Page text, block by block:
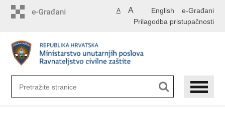
English e-Građani
A A
Prilagodba pristupačnosti